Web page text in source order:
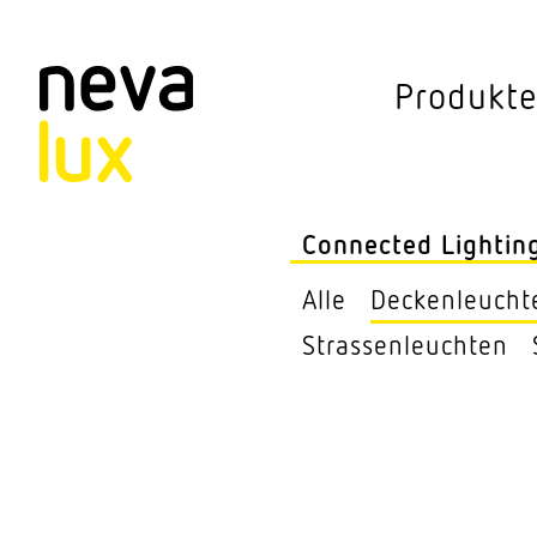
Produkte
Decken­leuchten
Pendel­leuchten
Connected
Alle
Stras­sen­leuchten